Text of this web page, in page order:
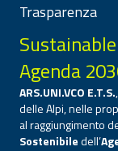
Trasparenza
Agenda
ARS.UNI.VCO E.T.S.
delle Alpi, nelle
al raggiungimento
Sostenibiledell’